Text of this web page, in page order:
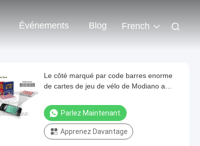
Événements Blog French
Le côté marqué par code barres enorme
de cartes de jeu de vélo de Modiano a
Parlez Maintenant.
Apprenez Davantage